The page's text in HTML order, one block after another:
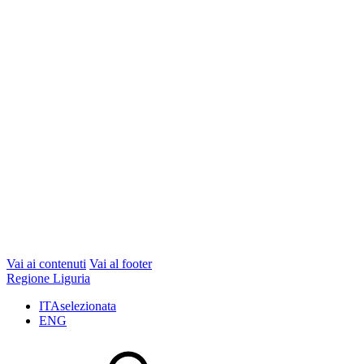
Vai ai contenuti Vai al footer
Regione Liguria
ITAselezionata
ENG